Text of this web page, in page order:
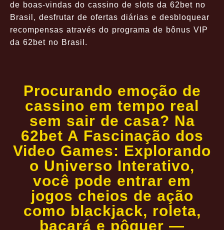
de boas-vindas do cassino de slots da 62bet no
Brasil, desfrutar de ofertas diárias e desbloquear
recompensas através do programa de bônus VIP
da 62bet no Brasil.
Procurando emoção de
cassino em tempo real
sem sair de casa? Na
62bet A Fascinação dos
Video Games: Explorando
o Universo Interativo,
você pode entrar em
jogos cheios de ação
como blackjack, roleta,
bacará e pôquer —